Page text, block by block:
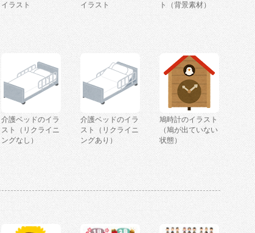
イラスト
イラスト
ト（背景素材）
介護ベッドのイラ
スト（リクライニ
ングなし）
介護ベッドのイラ
スト（リクライニ
ングあり）
鳩時計のイラスト
（鳩が出ていない
状態）